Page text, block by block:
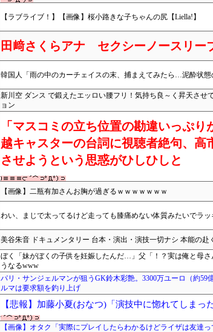
【ラブライブ！】【画像】桜小路きな子ちゃんの尻【Liella!】
田﨑さくらアナ セクシーノースリー
韓国人「雨の中のカーチェイスの末、捕まえてみたら…泥酔状態
新川空 ダンス で鍛えたエッロい腰フリ！気持ち良～く昇天させ
ョン
「マスコミの立ち位置の勘違いっぷ
越キャスターの台詞に視聴者絶句、高
させようという思惑がひしひしと
【画像】二瓶有加さんお胸が過ぎるｗｗｗｗｗｗｗ
わい、まじで太ってるけど走っても膝痛めない体質みたいでラッ
美谷朱音 ドキュメンタリー 台本・演出・演技一切ナシ 本能の赴
ぼく「妹がぼくの子供を妊娠したんだ…」父「！？実は俺と母
うなるwww
パリ・サンジェルマンが狙うGK鈴木彩艶。3300万ユーロ（約59
ルマは要求額を釣り上げ
【悲報】加藤小夏(おなつ)「演技中に惚れてしまっ
【画像】オタク「実際にプレイしたらわかるけどライザは友達